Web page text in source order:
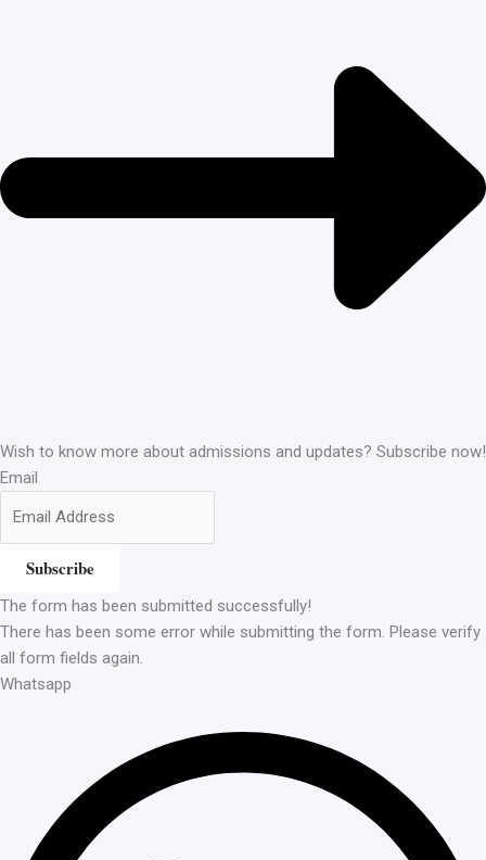
Wish to know more about admissions and updates? Subscribe now!
Email
Subscribe
The form has been submitted successfully!
There has been some error while submitting the form. Please verify
all form fields again.
Whatsapp